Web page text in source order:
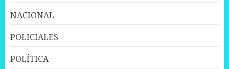
NACIONAL
POLICIALES
POLÍTICA